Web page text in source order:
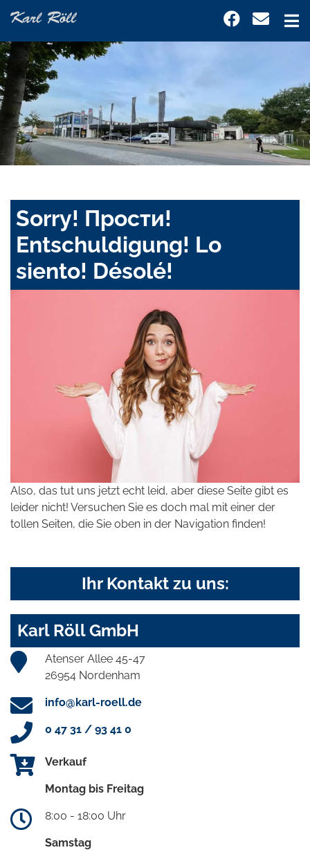
Sorry! Прости!
Entschuldigung! Lo
siento! Désolé!
Also, das tut uns jetzt echt leid, aber diese Seite gibt es
leider nicht! Versuchen Sie es doch mal mit einer der
tollen Seiten, die Sie oben in der Navigation finden!
Ihr Kontakt zu uns:
Karl Röll GmbH
Atenser Allee 45-47
26954 Nordenham
info@karl-roell.de
0 47 31 / 93 41 0
Verkauf
Montag bis Freitag
8:00 - 18:00 Uhr
Samstag